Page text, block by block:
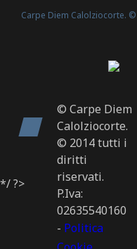
Carpe Diem Calolziocorte.
© Carpe Diem
Calolziocorte.
© 2014 tutti i
diritti
riservati.
P.Iva:
02635540160
- Politica
*/ ?>